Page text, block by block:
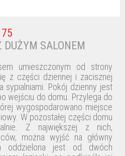
DUŻYM SALONEM
umieszczonym od strony
z części dziennej i zacisznej
sypialniami. Pokój dzienny jest
wejściu do domu. Przylega do
wygospodarowano miejsce
W pozostałej części domu
Z największej z nich,
można wyjść na główny
oddzielona jest od dwóch